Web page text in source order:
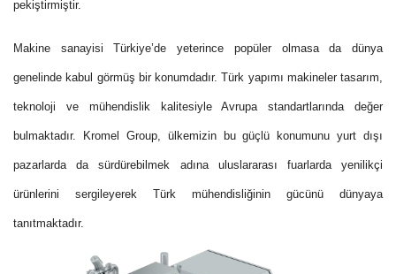
pekiştirmiştir.
Makine sanayisi Türkiye’de yeterince popüler olmasa da dünya
genelinde kabul görmüş bir konumdadır. Türk yapımı makineler tasarım,
teknoloji ve mühendislik kalitesiyle Avrupa standartlarında değer
bulmaktadır. Kromel Group, ülkemizin bu güçlü konumunu yurt dışı
pazarlarda da sürdürebilmek adına uluslararası fuarlarda yenilikçi
ürünlerini sergileyerek Türk mühendisliğinin gücünü dünyaya
tanıtmaktadır.